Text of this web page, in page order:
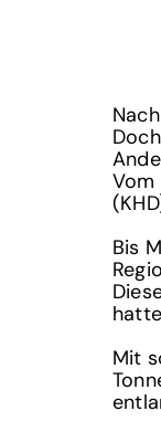
Bis
Mit